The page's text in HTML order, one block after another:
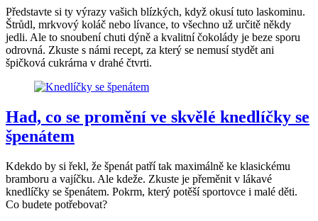
Představte si ty výrazy vašich blízkých, když okusí tuto laskominu.
Štrůdl, mrkvový koláč nebo lívance, to všechno už určitě někdy
jedli. Ale to snoubení chuti dýně a kvalitní čokolády je beze sporu
odrovná. Zkuste s námi recept, za který se nemusí stydět ani
špičková cukrárna v drahé čtvrti.
Had, co se promění ve skvělé knedlíčky se
špenátem
Kdekdo by si řekl, že špenát patří tak maximálně ke klasickému
bramboru a vajíčku. Ale kdeže. Zkuste je přeměnit v lákavé
knedlíčky se špenátem. Pokrm, který potěší sportovce i malé děti.
Co budete potřebovat?